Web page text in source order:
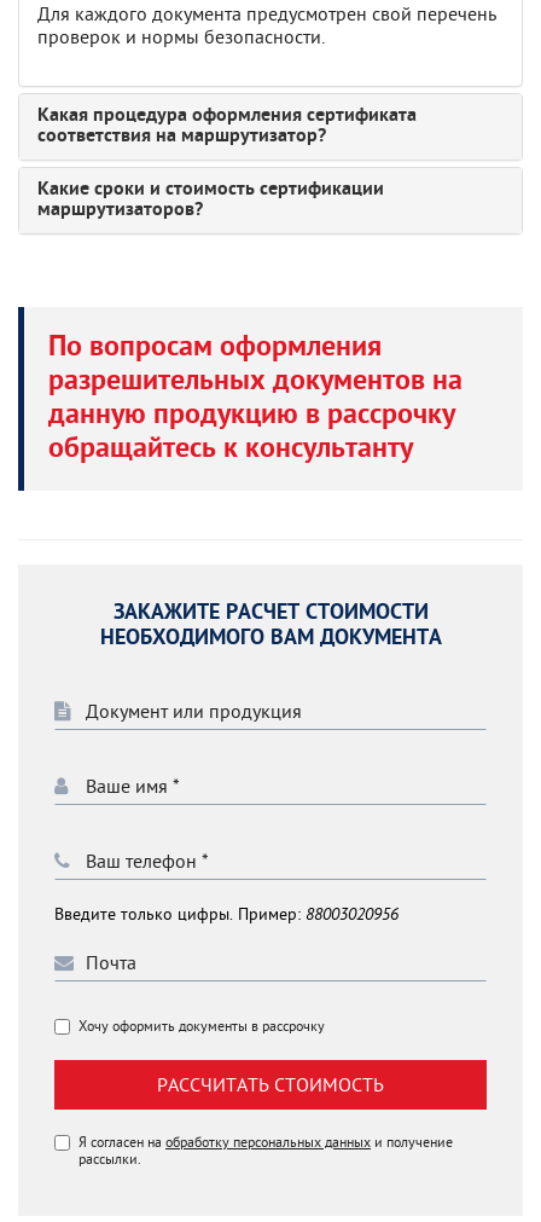
Для каждого документа предусмотрен свой перечень
проверок и нормы безопасности.
Какая процедура оформления сертификата
соответствия на маршрутизатор?
Какие сроки и стоимость сертификации
маршрутизаторов?
По вопросам оформления
разрешительных документов на
данную продукцию в рассрочку
обращайтесь к консультанту
ЗАКАЖИТЕ РАСЧЕТ СТОИМОСТИ
НЕОБХОДИМОГО ВАМ ДОКУМЕНТА
Введите только цифры. Пример: 88003020956
Хочу оформить документы в рассрочку
РАССЧИТАТЬ СТОИМОСТЬ
Я согласен на обработку персональных данных и получение
рассылки.